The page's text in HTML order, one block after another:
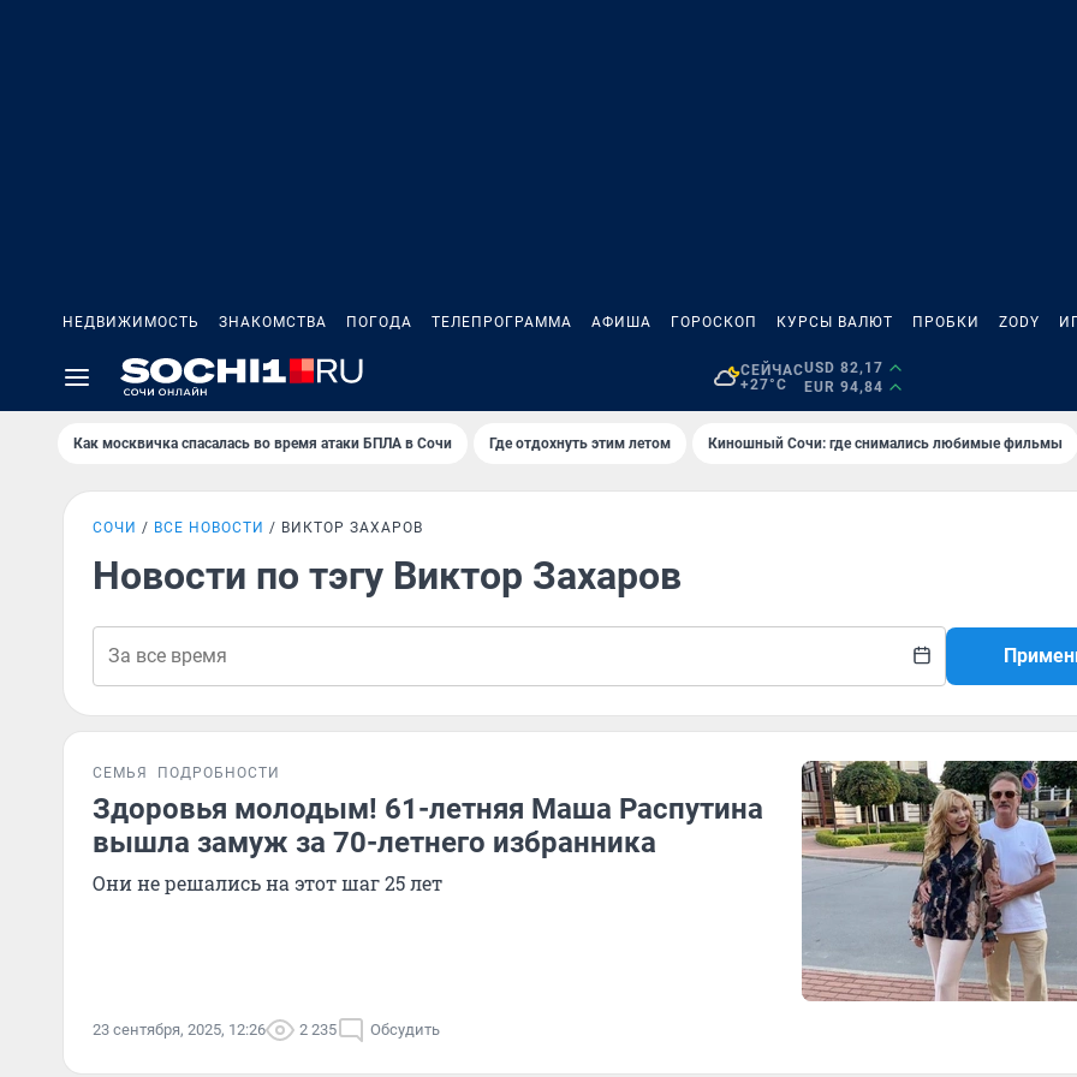
НЕДВИЖИМОСТЬ ЗНАКОМСТВА ПОГОДА ТЕЛЕПРОГРАММА АФИША ГОРОСКОП КУРСЫ ВАЛЮТ ПРОБКИ ZODY
СЕЙЧАС
+27°C
USD 82,17
EUR 94,84
Как москвичка спасалась во время атаки БПЛА в Сочи Где отдохнуть этим летом Киношный Сочи: где снимались любимые фильмы
СОЧИ ВСЕ НОВОСТИ ВИКТОР ЗАХАРОВ
Новости по тэгу Виктор Захаров
СЕМЬЯ ПОДРОБНОСТИ
Здоровья молодым! 61-летняя Маша Распутина
вышла замуж за 70-летнего избранника
Они не решались на этот шаг 25 лет
23 сентября, 2025, 12:26 2 235 Обсудить